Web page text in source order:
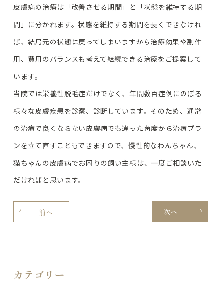
皮膚病の治療は「改善させる期間」と「状態を維持する期
間」に分かれます。状態を維持する期間を長くできなけれ
ば、結局元の状態に戻ってしまいますから治療効果や副作
用、費用のバランスも考えて継続できる治療をご提案して
います。
当院では栄養性脱毛症だけでなく、年間数百症例にのぼる
様々な皮膚疾患を診察、診断しています。そのため、通常
の治療で良くならない皮膚病でも違った角度から治療プラ
ンを立て直すこともできますので、慢性的なわんちゃん、
猫ちゃんの皮膚病でお困りの飼い主様は、一度ご相談いた
だければと思います。
前へ 次へ
カテゴリー